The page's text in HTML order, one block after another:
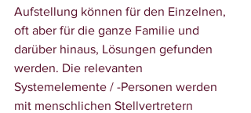
Aufstellung können für den Einzelnen,
oft aber für die ganze Familie und
darüber hinaus, Lösungen gefunden
werden. Die relevanten
Systemelemente / -Personen werden
mit menschlichen Stellvertretern